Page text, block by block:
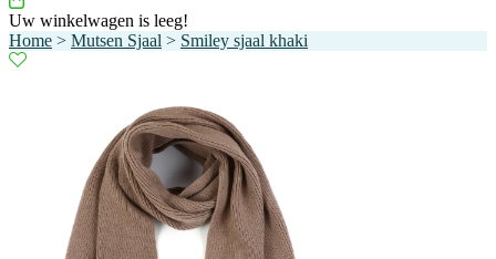
Uw winkelwagen is leeg!
Home > Mutsen Sjaal > Smiley sjaal khaki